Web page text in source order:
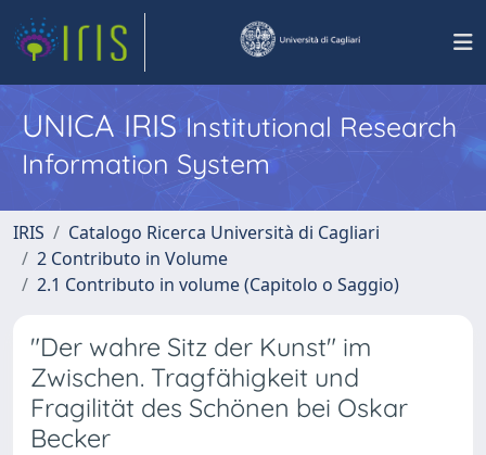
UNICA IRISInstitutional Research
Information System
IRIS
Catalogo Ricerca Università di Cagliari
2 Contributo in Volume
2.1 Contributo in volume (Capitolo o Saggio)
"Der wahre Sitz der Kunst" im
Zwischen. Tragfähigkeit und
Fragilität des Schönen bei Oskar
Becker